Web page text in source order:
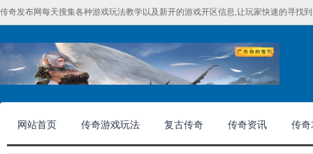
传奇发布网每天搜集各种游戏玩法教学以及新开的游戏开区信息,让玩家快速的寻找
网站首页 传奇游戏玩法 复古传奇 传奇资讯 传奇